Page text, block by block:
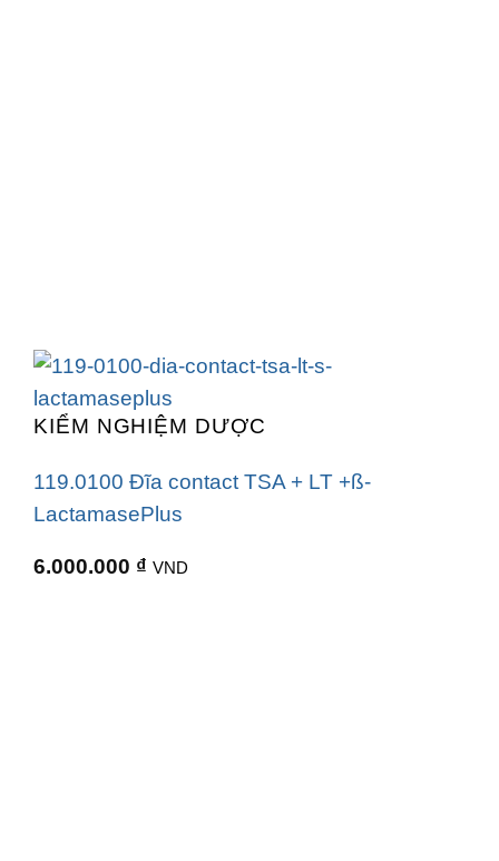
KIỂM NGHIỆM DƯỢC
119.0100 Đĩa contact TSA + LT +ß-
LactamasePlus
6.000.000 ₫ VND